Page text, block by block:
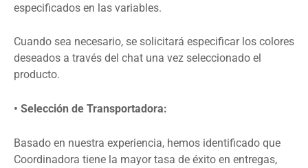
especificados en las variables.
Cuando sea necesario, se solicitará especificar los colores
deseados a través del chat una vez seleccionado el
producto.
• Selección de Transportadora:
Basado en nuestra experiencia, hemos identificado que
Coordinadora tiene la mayor tasa de éxito en entregas,